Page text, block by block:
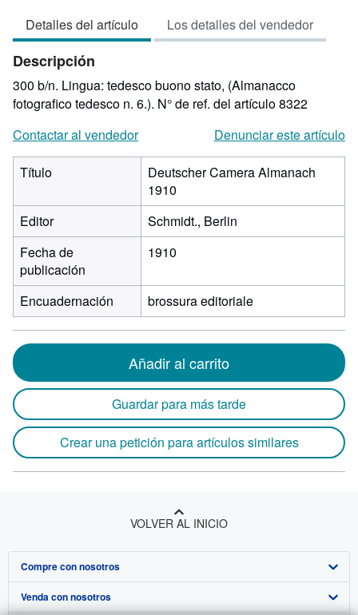
1
de
estrellas
Detalles del artículo Los detalles del vendedor
Descripción
300 b/n. Lingua: tedesco buono stato, (Almanacco
fotografico tedesco n. 6.). N° de ref. del artículo 8322
Contactar al vendedor
Denunciar este artículo
Título
Deutscher Camera Almanach
1910
Editor
Schmidt., Berlin
Fecha de
publicación
1910
Encuadernación brossura editoriale
Añadir al carrito
Guardar para más tarde
Crear una petición para artículos similares
VOLVER AL INICIO
Compre con nosotros
Búsqueda avanzada
Venda con nosotros